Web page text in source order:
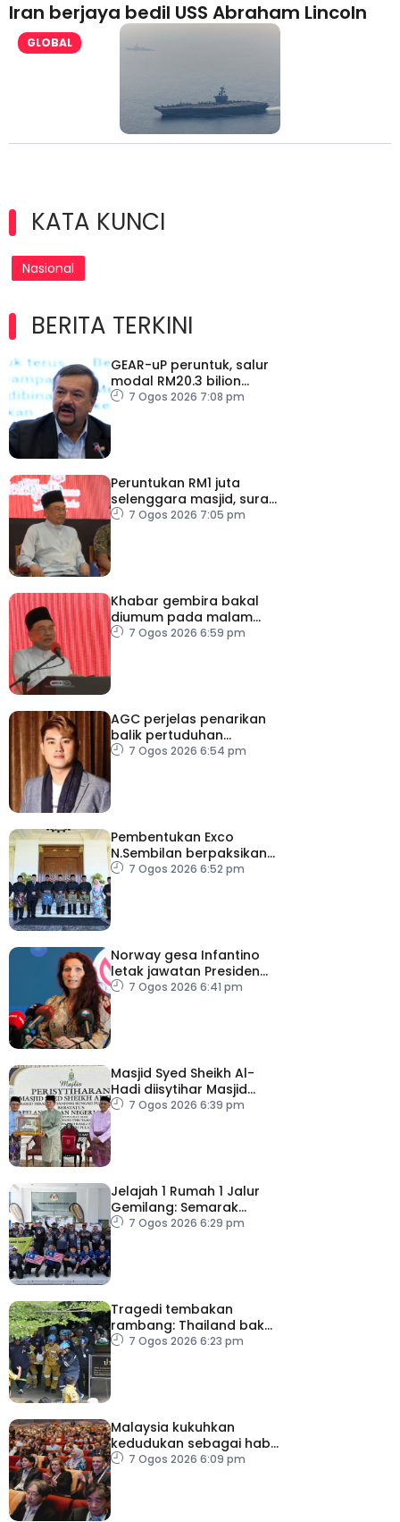
Iran berjaya bedil USS Abraham Lincoln
GLOBAL
KATA KUNCI
Nasional
BERITA TERKINI
GEAR-uP peruntuk, salur
modal RM20.3 bilion
dalam ekonomi domestik
7 Ogos 2026 7:08 pm
Peruntukan RM1 juta
selenggara masjid, surau
kem ATM Melaka
7 Ogos 2026 7:05 pm
Khabar gembira bakal
diumum pada malam
ambang merdeka
7 Ogos 2026 6:59 pm
AGC perjelas penarikan
balik pertuduhan
terhadap Nicky Liow
7 Ogos 2026 6:54 pm
Pembentukan Exco
N.Sembilan berpaksikan
cekap, integriti dan kerja
7 Ogos 2026 6:52 pm
Norway gesa Infantino
letak jawatan Presiden
FIFA7 Ogos 2026 6:41 pm
Masjid Syed Sheikh Al-
Hadi diisytihar Masjid
Pelancongan Negeri
7 Ogos 2026 6:39 pm
Jelajah 1 Rumah 1 Jalur
Gemilang: Semarak
semangat patriotisme
7 Ogos 2026 6:29 pm
Tragedi tembakan
rambang: Thailand bakal
umum pelan tindakan
7 Ogos 2026 6:23 pm
Malaysia kukuhkan
kedudukan sebagai hab
acara perniagaan
7 Ogos 2026 6:09 pm